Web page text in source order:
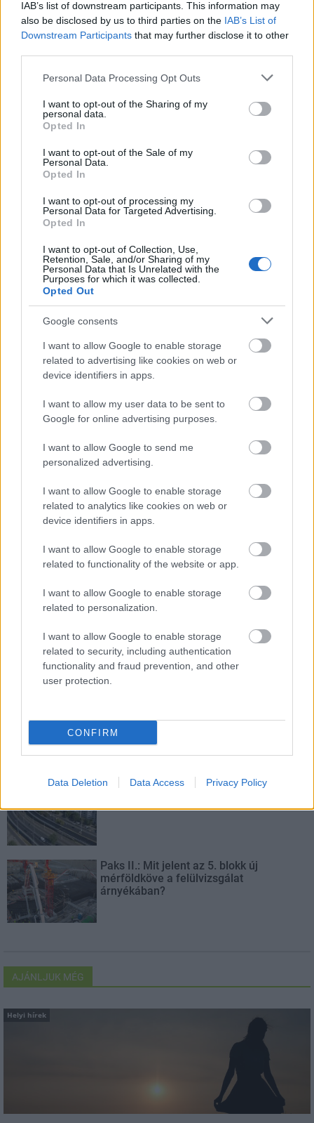
IAB’s list of downstream participants. This information may
also be disclosed by us to third parties on the IAB’s List of
Downstream Participants that may further disclose it to other
Please note that this website/app uses one or more Google
not limited to your visit or usage behaviour. You may click to
grant or deny consent to Google and its third-party tags to
use your data for below specified purposes in below Google
consent section.
Personal Data Processing Opt Outs
I want to opt-out of the Sharing of my
personal data.
Opted In
I want to opt-out of the Sale of my
Personal Data.
Opted In
I want to opt-out of processing my
Personal Data for Targeted Advertising.
Opted In
I want to opt-out of Collection, Use,
Retention, Sale, and/or Sharing of my
Personal Data that Is Unrelated with the
Purposes for which it was collected.
Opted Out
Google consents
I want to allow Google to enable storage
related to advertising like cookies on web or
device identifiers in apps.
I want to allow my user data to be sent to
Google for online advertising purposes.
I want to allow Google to send me
personalized advertising.
I want to allow Google to enable storage
related to analytics like cookies on web or
device identifiers in apps.
I want to allow Google to enable storage
related to functionality of the website or app.
I want to allow Google to enable storage
related to personalization.
I want to allow Google to enable storage
related to security, including authentication
functionality and fraud prevention, and other
user protection.
CONFIRM
Data Deletion Data Access Privacy Policy
MAGYAR ÉPÍTŐK
autópálya útépítés M1-es autópálya Bicske
csomópont építése
Tizenegy meglévő csomópontot korszerűsít és négy új,
különszintű csomópontot hoz létre az MKIF az M1-es
bővítésénél.
Új gyalogosátkelők és jelzőlámpás
csomópont épül Angyalföldön
Hódmezővásárhely jó hírű református
iskoláját
Látványos építési szakasz indult be a
Paks II.: Mit jelent az 5. blokk új
mérföldköve a felülvizsgálat
árnyékában?
AJÁNLJUK MÉG
Helyi hírek